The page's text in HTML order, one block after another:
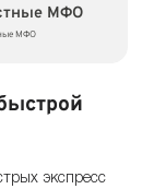
МФО
МФО
экспресс